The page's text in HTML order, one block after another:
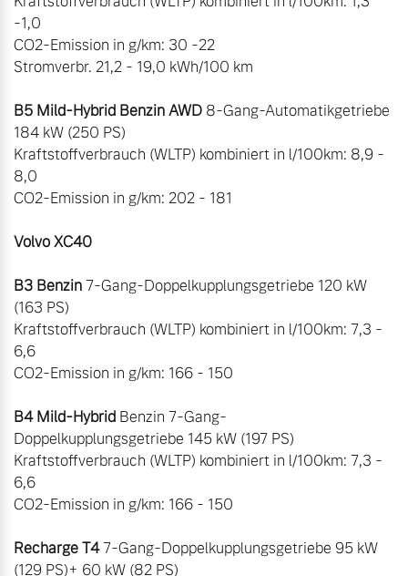
-1,0
CO2-Emission in g/km: 30 -22
Stromverbr. 21,2 - 19,0 kWh/100 km
B5 Mild-Hybrid Benzin AWD 8-Gang-Automatikgetriebe
184 kW (250 PS)
Kraftstoffverbrauch (WLTP) kombiniert in l/100km: 8,9 -
8,0
CO2-Emission in g/km: 202 - 181
Volvo XC40
B3 Benzin 7-Gang-Doppelkupplungsgetriebe 120 kW
(163 PS)
Kraftstoffverbrauch (WLTP) kombiniert in l/100km: 7,3 -
6,6
CO2-Emission in g/km: 166 - 150
B4 Mild-Hybrid Benzin 7-Gang-
Doppelkupplungsgetriebe 145 kW (197 PS)
Kraftstoffverbrauch (WLTP) kombiniert in l/100km: 7,3 -
6,6
CO2-Emission in g/km: 166 - 150
Recharge T4 7-Gang-Doppelkupplungsgetriebe 95 kW
(129 PS)+ 60 kW (82 PS)